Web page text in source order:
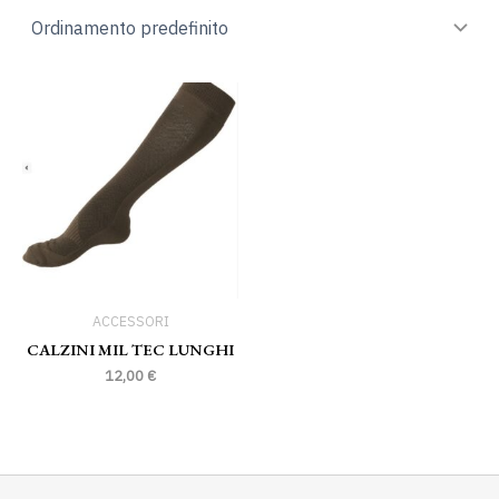
ACCESSORI
CALZINI MIL TEC LUNGHI
12,00 €